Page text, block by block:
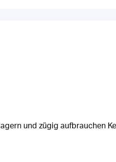
und zügig aufbrauchen